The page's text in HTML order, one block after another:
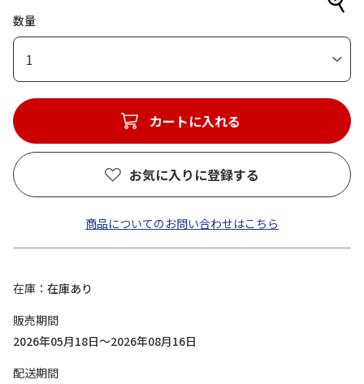
数量
1
カートに入れる
お気に入りに登録する
商品についてのお問い合わせはこちら
在庫
在庫あり
販売期間
2026年05月18日～2026年08月16日
配送期間